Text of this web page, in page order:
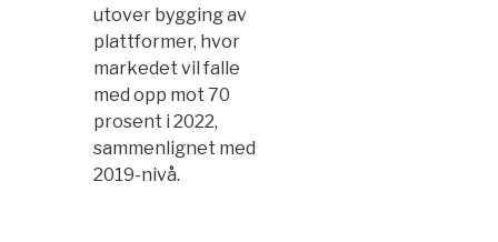
utover bygging av
plattformer, hvor
markedet vil falle
med opp mot 70
prosent i 2022,
sammenlignet med
2019-nivå.